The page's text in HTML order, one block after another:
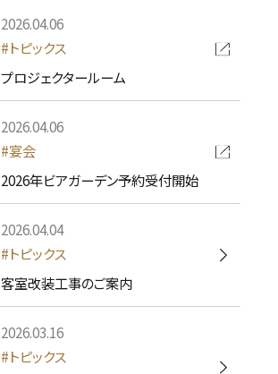
2026.04.06
トピックス
プロジェクタールーム
2026.04.06
宴会
2026年ビアガーデン予約受付開始
2026.04.04
トピックス
客室改装工事のご案内
2026.03.16
トピックス